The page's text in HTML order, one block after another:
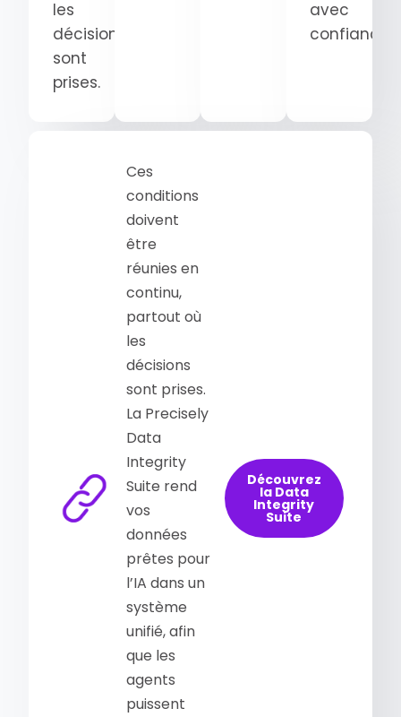
les
décisions
sont
prises.
avec
confiance.
Ces
conditions
doivent
être
réunies en
continu,
partout où
les
décisions
sont prises.
La Precisely
Data
Integrity
Suite rend
vos
données
prêtes pour
l’IA dans un
système
unifié, afin
que les
agents
puissent
Découvrez
la Data
Integrity
Suite